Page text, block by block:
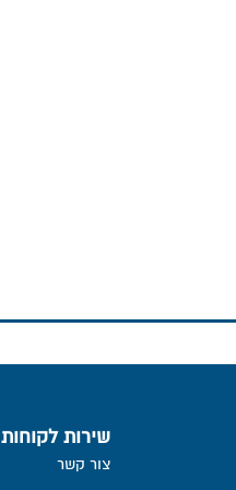
שירות לקוחות
צור קשר